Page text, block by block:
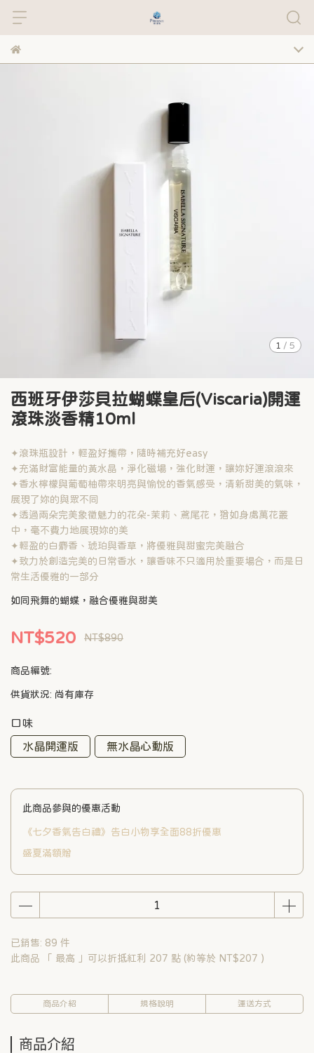
1 / 5
西班牙伊莎貝拉蝴蝶皇后(Viscaria)開運
滾珠淡香精10ml
✦滾珠瓶設計，輕盈好攜帶，隨時補充好easy
✦充滿財富能量的黃水晶，淨化磁場，強化財運，讓妳好運滾滾來
✦香水檸檬與葡萄柚帶來明亮與愉悅的香氣感受，清新甜美的氣味，
展現了妳的與眾不同
✦透過兩朵完美象徵魅力的花朵-茉莉、鳶尾花，猶如身處萬花叢
中，毫不費力地展現妳的美
✦輕盈的白麝香、琥珀與香草，將優雅與甜蜜完美融合
✦致力於創造完美的日常香水，讓香味不只適用於重要場合，而是日
常生活優雅的一部分
如同飛舞的蝴蝶，融合優雅與甜美
NT$520 NT$890
商品編號:
供貨狀況: 尚有庫存
口味
水晶開運版
無水晶心動版
此商品參與的優惠活動
《七夕香氣告白禮》告白小物享全面88折優惠
盛夏滿額贈
已銷售: 89 件
此商品 「 最高 」可以折抵紅利 207 點 (約等於 NT$207 )
商品介紹 規格說明 運送方式
商品介紹